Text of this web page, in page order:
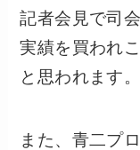
記者会見で司
実績を買われ
と思われます。
また、青二プ